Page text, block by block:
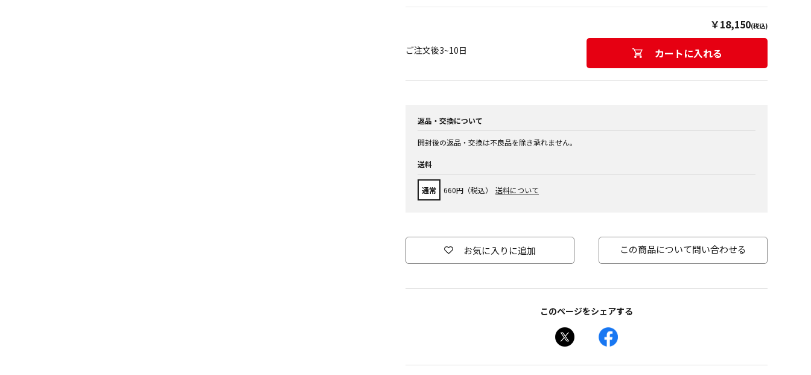
￥18,150(税込)
ご注文後3~10日 カートに入れる
返品・交換について
開封後の返品・交換は不良品を除き承れません。
送料
通常 660円（税込） 送料について
お気に入りに追加 この商品について問い合わせる
このページをシェアする